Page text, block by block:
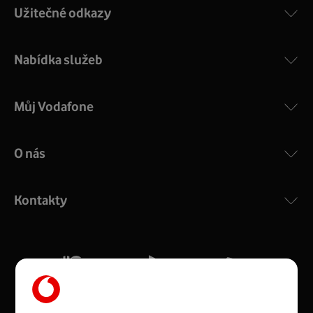
COMPAL CH7465VF
silný signál pro celou domácnost. Kompaktní rozměry 21
Více o COMPAL CH7465VF
Užitečné odkazy
Nabídka služeb
Můj Vodafone
O nás
Kontakty